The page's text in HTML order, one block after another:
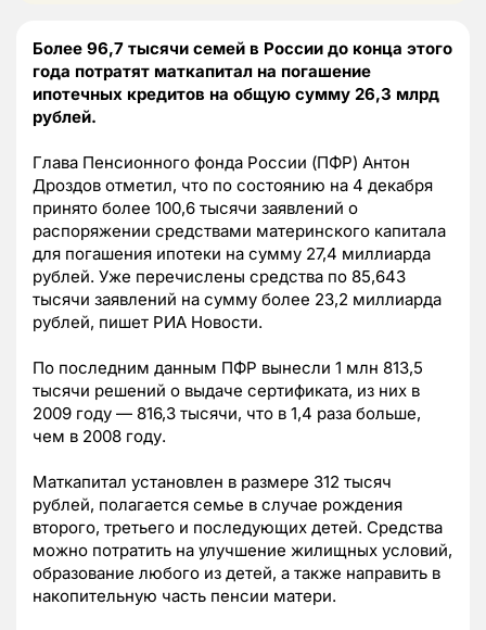
Более 96,7 тысячи семей в России до конца этого
года потратят маткапитал на погашение
ипотечных кредитов на общую сумму 26,3 млрд
рублей.
Глава Пенсионного фонда России (ПФР) Антон
Дроздов отметил, что по состоянию на 4 декабря
принято более 100,6 тысячи заявлений о
распоряжении средствами материнского капитала
для погашения ипотеки на сумму 27,4 миллиарда
рублей. Уже перечислены средства по 85,643
тысячи заявлений на сумму более 23,2 миллиарда
рублей, пишет РИА Новости.
По последним данным ПФР вынесли 1 млн 813,5
тысячи решений о выдаче сертификата, из них в
2009 году — 816,3 тысячи, что в 1,4 раза больше,
чем в 2008 году.
Маткапитал установлен в размере 312 тысяч
рублей, полагается семье в случае рождения
второго, третьего и последующих детей. Средства
можно потратить на улучшение жилищных условий,
образование любого из детей, а также направить в
накопительную часть пенсии матери.